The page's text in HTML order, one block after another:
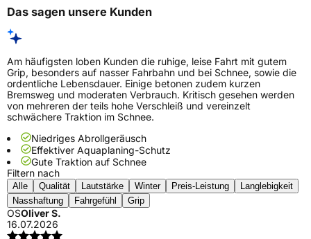
Das sagen unsere Kunden
Am häufigsten loben Kunden die ruhige, leise Fahrt mit gutem
Grip, besonders auf nasser Fahrbahn und bei Schnee, sowie die
ordentliche Lebensdauer. Einige betonen zudem kurzen
Bremsweg und moderaten Verbrauch. Kritisch gesehen werden
von mehreren der teils hohe Verschleiß und vereinzelt
schwächere Traktion im Schnee.
Niedriges Abrollgeräusch
Effektiver Aquaplaning-Schutz
Gute Traktion auf Schnee
Filtern nach
Alle Qualität Lautstärke Winter Preis-Leistung
Langlebigkeit
Nasshaftung
Fahrgefühl Grip
OSOliver S.
16.07.2026